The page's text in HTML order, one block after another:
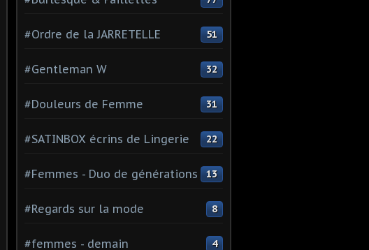
#Ordre de la JARRETELLE 51
#Gentleman W 32
#Douleurs de Femme 31
#SATINBOX écrins de Lingerie 22
#Femmes - Duo de générations 13
#Regards sur la mode 8
#femmes - demain 4